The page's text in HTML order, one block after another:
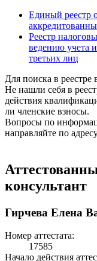
Единый реестр
Реестр
ведению учета
третьих лиц
Для поиска в реестре
Не нашли себя в
действия
ли членские взносы.
Вопросы по
направляйте по
консультант
Гирчева Елена
Номер аттестата:
17585
Начало действия